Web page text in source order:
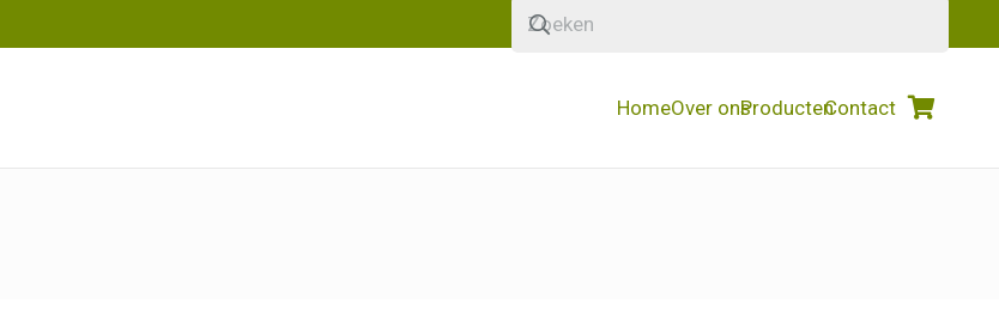
HomeOver onsProductenContact